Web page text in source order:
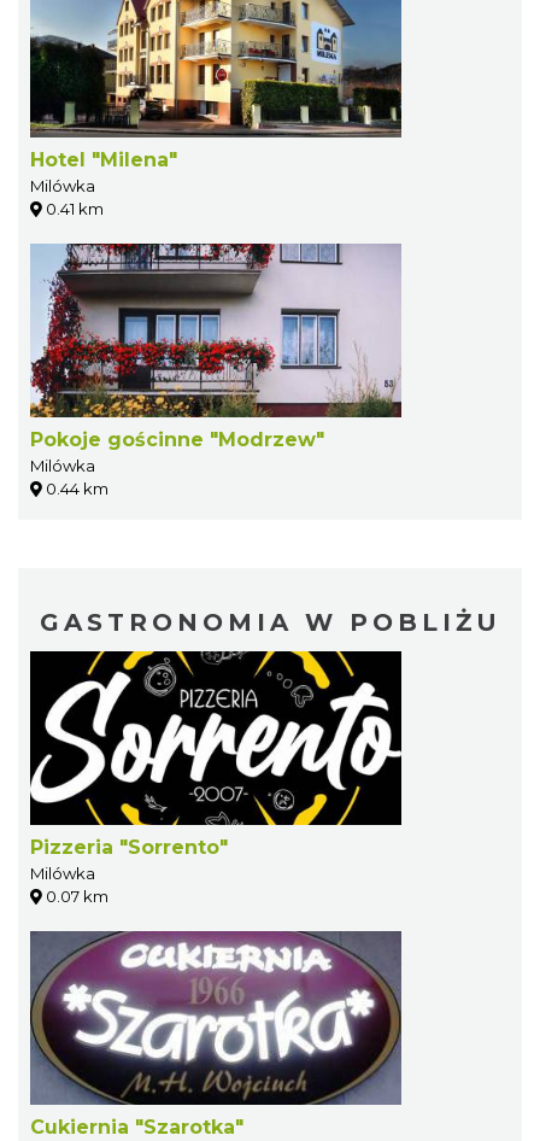
Hotel "Milena"
Milówka
0.41 km
Pokoje gościnne "Modrzew"
Milówka
0.44 km
GASTRONOMIA W POBLIŻU
Pizzeria "Sorrento"
Milówka
0.07 km
Cukiernia "Szarotka"